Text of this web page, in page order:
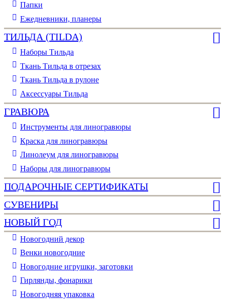
Папки
Ежедневники, планеры
ТИЛЬДА (TILDA)
Наборы Тильда
Ткань Тильда в отрезах
Ткань Тильда в рулоне
Аксессуары Тильда
ГРАВЮРА
Инструменты для линогравюры
Краска для линогравюры
Линолеум для линогравюры
Наборы для линогравюры
ПОДАРОЧНЫЕ СЕРТИФИКАТЫ
СУВЕНИРЫ
НОВЫЙ ГОД
Новогодний декор
Венки новогодние
Новогодние игрушки, заготовки
Гирлянды, фонарики
Новогодняя упаковка